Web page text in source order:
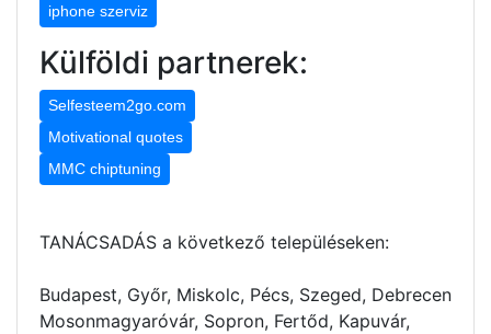
iphone szerviz
Külföldi partnerek:
Selfesteem2go.com
Motivational quotes
MMC chiptuning
TANÁCSADÁS a következő településeken:
Budapest, Győr, Miskolc, Pécs, Szeged, Debrecen
Mosonmagyaróvár, Sopron, Fertőd, Kapuvár,